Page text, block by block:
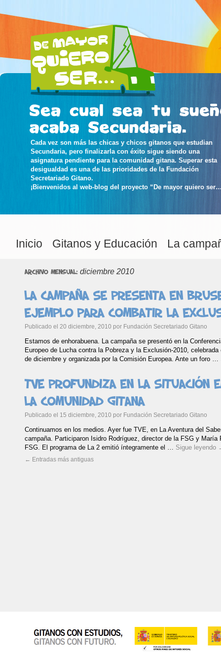
Cada vez son más las chicas y chicos gitanos que estudian
Secundaria, pero finalizarla con éxito sigue siendo una
asignatura pendiente para la comunidad gitana. Superar esta
desigualdad es una de las prioridades de la Fundación
Secretariado Gitano.
¡Bienvenidos al web-blog del proyecto “De mayor quiero
Inicio Gitanos y Educación La
Archivo mensual: diciembre 2010
La campaña se presenta en
ejemplo para combatir la
Publicado el 20 diciembre, 2010 por Fundación Secretariado Gitano
Estamos de enhorabuena. La campaña se presentó en la
Europeo de Lucha contra la Pobreza y la Exclusión-2010,
de diciembre y organizada por la Comisión Europea. Ante un foro …
TVE profundiza en la situación
la comunidad gitana
Publicado el 15 diciembre, 2010 por Fundación Secretariado Gitano
Continuamos en los medios. Ayer fue TVE, en La Aventura del
campaña. Participaron Isidro Rodríguez, director de la FSG y María
FSG. El programa de La 2 emitió íntegramente el … Sigue leyendo
← Entradas más antiguas